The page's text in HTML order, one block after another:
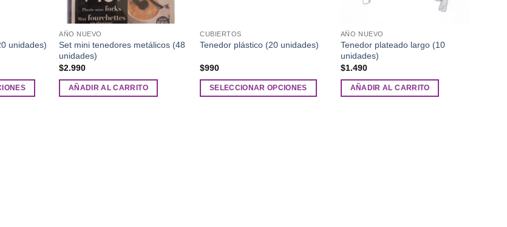
unidades)
AÑO NUEVO
Set mini tenedores metálicos (48
unidades)
$2.990
AÑADIR AL CARRITO
CUBIERTOS
Tenedor plástico (20 unidades)
$990
SELECCIONAR OPCIONES
AÑO NUEVO
Tenedor plateado largo (10
unidades)
$1.490
AÑADIR AL CARRITO